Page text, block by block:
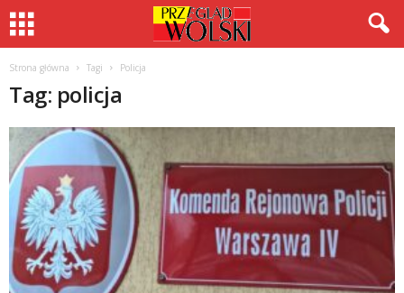
Strona główna Tagi Policja
Tag: policja